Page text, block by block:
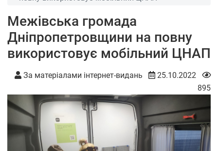
Межівська громада
Дніпропетровщини на повну
використовує мобільний ЦНАП
За матеріалами інтернет-видань
25.10.2022
895